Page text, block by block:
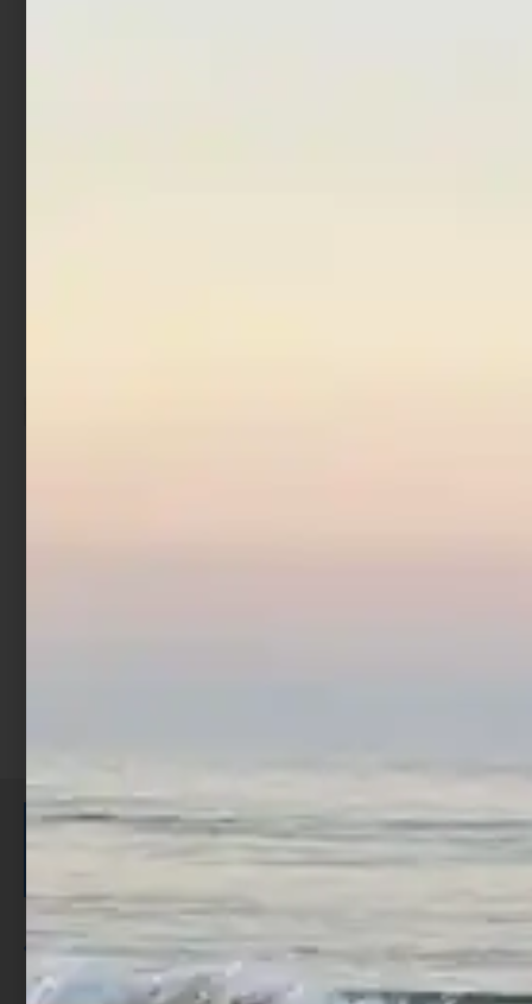
ISCRIVITI E RICEVI 3,50€ DI
SCONTO >
Per ogni acquisto accumuli ulteriori
punti;